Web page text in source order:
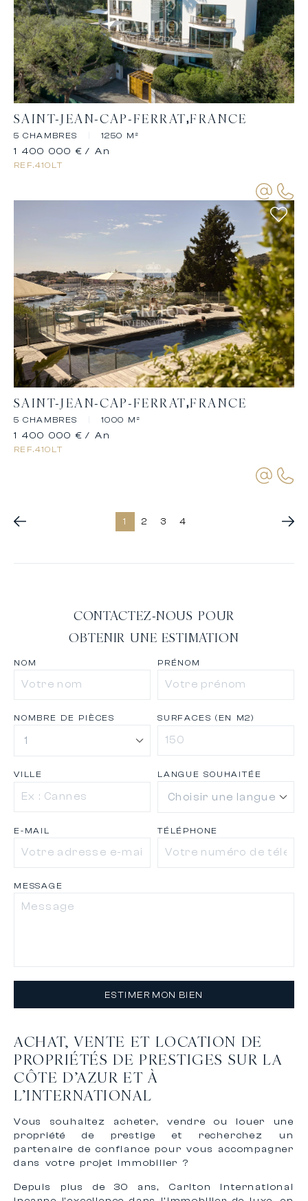
SAINT-JEAN-CAP-FERRAT FRANCE
5 CHAMBRES 1250 M²
REF.410LT
1 400 000 € / An
SAINT-JEAN-CAP-FERRAT FRANCE
5 CHAMBRES 1000 M²
REF.410LT
1 400 000 € / An
1 2 3 4
CONTACTEZ-NOUS POUR
OBTENIR UNE ESTIMATION
NOM PRÉNOM
NOMBRE DE PIÈCES SURFACES (EN M2)
VILLE LANGUE SOUHAITÉE
E-MAIL TÉLÉPHONE
MESSAGE
ESTIMER MON BIEN
ACHAT, VENTE ET LOCATION DE
PROPRIÉTÉS DE PRESTIGES SUR LA
CÔTE D’AZUR ET À
L’INTERNATIONAL
Vous souhaitez acheter, vendre ou louer une
propriété de prestige et recherchez un
partenaire de confiance pour vous accompagner
dans votre projet immobilier ?
Depuis plus de 30 ans, Carlton International